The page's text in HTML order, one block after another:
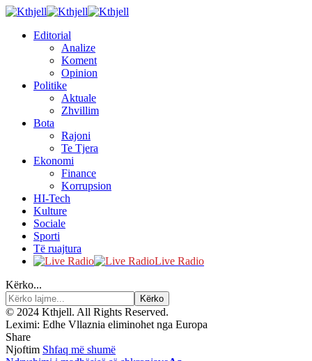
Editorial
Analize
Koment
Opinion
Politike
Aktuale
Zhvillim
Bota
Rajoni
Te Tjera
Ekonomi
Finance
Korrupsion
HI-Tech
Kulture
Sociale
Sporti
Të ruajtura
Live Radio
Kërko...
© 2024 Kthjell. All Rights Reserved.
Leximi: Edhe Vllaznia eliminohet nga Europa
Share
Njoftim Shfaq më shumë